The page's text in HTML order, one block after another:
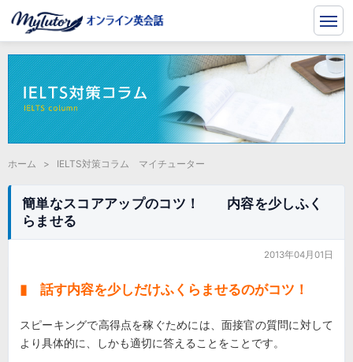
ホーム > IELTS対策コラム マイチューター
簡単なスコアアップのコツ！ 内容を少しふく
らませる
2013年04月01日
▮ 話す内容を少しだけふくらませるのがコツ！
スピーキングで高得点を稼ぐためには、面接官の質問に対して
より具体的に、しかも適切に答えることをことです。